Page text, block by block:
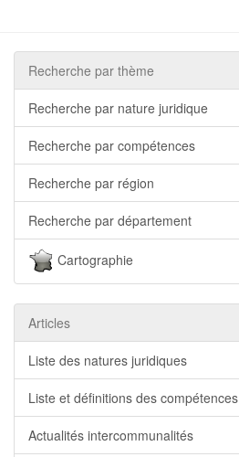
Recherche par thème
Recherche par nature juridique
Recherche par compétences
Recherche par région
Recherche par département
Cartographie
Articles
Liste des natures juridiques
Liste et définitions des compétences
Actualités intercommunalités